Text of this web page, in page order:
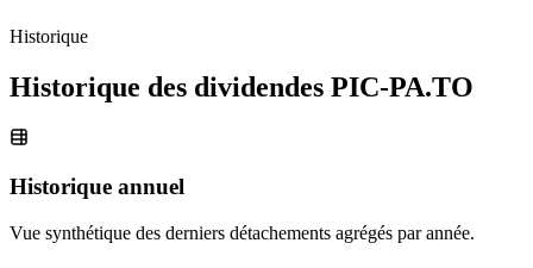
Historique
Historique des dividendes PIC-PA.TO
Historique annuel
Vue synthétique des derniers détachements agrégés par année.